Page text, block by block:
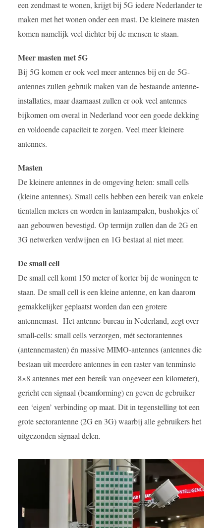
een zendmast te wonen, krijgt bij 5G iedere Nederlander te
maken met het wonen onder een mast. De kleinere masten
komen namelijk veel dichter bij de mensen te staan.
Meer masten met 5G
Bij 5G komen er ook veel meer antennes bij en de 5G-
antennes zullen gebruik maken van de bestaande antenne-
installaties, maar daarnaast zullen er ook veel antennes
bijkomen om overal in Nederland voor een goede dekking
en voldoende capaciteit te zorgen. Veel meer kleinere
antennes.
Masten
De kleinere antennes in de omgeving heten: small cells
(kleine antennes). Small cells hebben een bereik van enkele
tientallen meters en worden in lantaarnpalen, bushokjes of
aan gebouwen bevestigd. Op termijn zullen dan de 2G en
3G netwerken verdwijnen en 1G bestaat al niet meer.
De small cell
De small cell komt 150 meter of korter bij de woningen te
staan. De small cell is een kleine antenne, en kan daarom
gemakkelijker geplaatst worden dan een grotere
antennemast. Het antenne-bureau in Nederland, zegt over
small-cells: small cells verzorgen, mét sectorantennes
(antennemasten) én massive MIMO-antennes (antennes die
bestaan uit meerdere antennes in een raster van tenminste
8×8 antennes met een bereik van ongeveer een kilometer),
gericht een signaal (beamforming) en geven de gebruiker
een ‘eigen’ verbinding op maat. Dit in tegenstelling tot een
grote sectorantenne (2G en 3G) waarbij alle gebruikers het
uitgezonden signaal delen.